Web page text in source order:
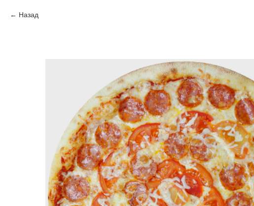
Назад